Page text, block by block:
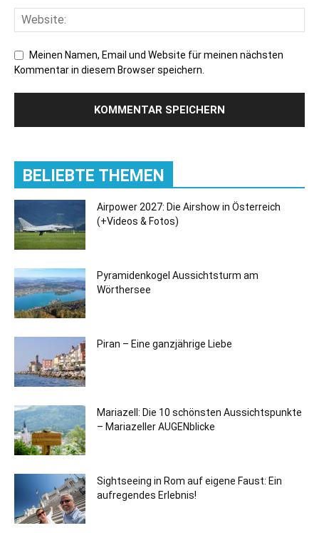
Meinen Namen, Email und Website für meinen nächsten
Kommentar in diesem Browser speichern.
BELIEBTE THEMEN
Airpower 2027: Die Airshow in Österreich
(+Videos & Fotos)
Pyramidenkogel Aussichtsturm am
Wörthersee
Piran – Eine ganzjährige Liebe
Mariazell: Die 10 schönsten Aussichtspunkte
– Mariazeller AUGENblicke
Sightseeing in Rom auf eigene Faust: Ein
aufregendes Erlebnis!